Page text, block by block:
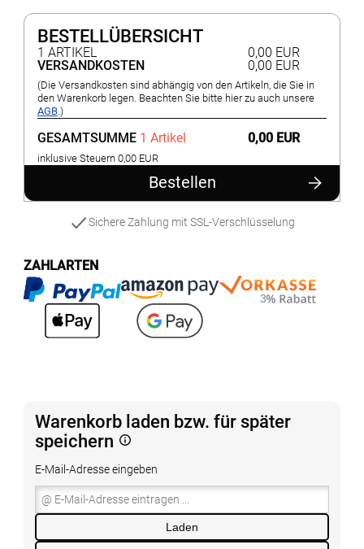
Warenkorb laden bzw. für später
speichern
E-Mail-Adresse eingeben
Laden
BESTELLÜBERSICHT
1 ARTIKEL
0,00 EUR
VERSANDKOSTEN
0,00 EUR
(Die Versandkosten sind abhängig von den Artikeln, die Sie in
den Warenkorb legen. Beachten Sie bitte hier zu auch unsere
AGB.)
GESAMTSUMME 1 Artikel
inklusive Steuern 0,00 EUR
0,00 EUR
Bestellen
Sichere Zahlung mit SSL-Verschlüsselung
ZAHLARTEN